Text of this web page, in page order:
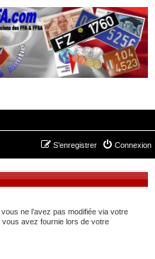
Connexion
S’enregistrer
ne l’avez pas modifiée via votre
vous avez fournie lors de votre